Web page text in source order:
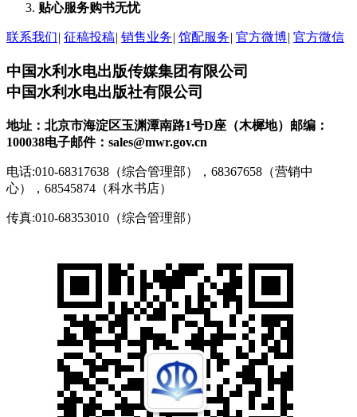
贴心服务购书无忧
联系我们| 征稿投稿| 销售业务| 馆配服务| 官方微博| 官方微信
中国水利水电出版传媒集团有限公司
中国水利水电出版社有限公司
地址：北京市海淀区玉渊潭南路1号D座（木樨地） 邮编：
100038电子邮件：sales@mwr.gov.cn
电话:010-68317638（综合管理部），68367658（营销中
心），68545874（科水书店）
传真:010-68353010（综合管理部）